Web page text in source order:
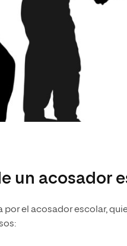
un acosador
por el acosador escolar,